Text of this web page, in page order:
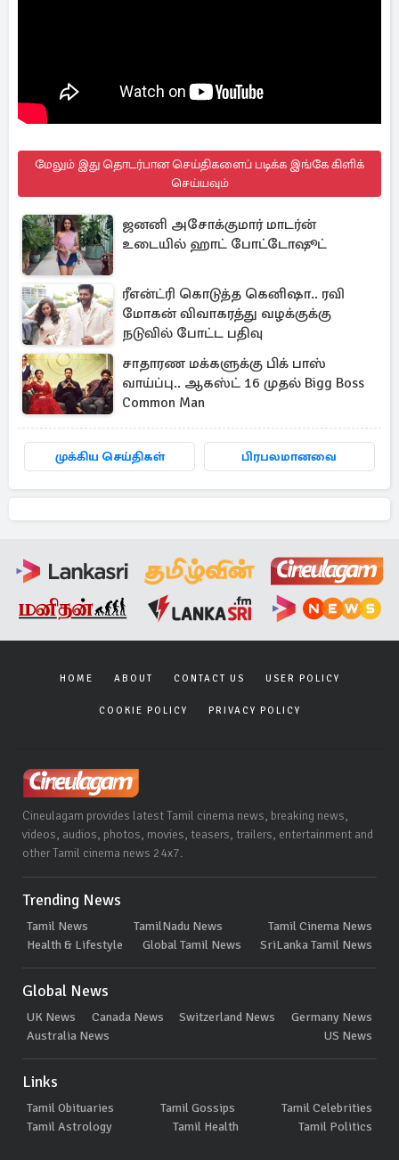
மேலும் இது தொடர்பான செய்திகளைப் படிக்க இங்கே கிளிக்
செய்யவும்
ஜனனி அசோக்குமார் மாடர்ன்
உடையில் ஹாட் போட்டோஷூட்
ரீஎன்ட்ரி கொடுத்த கெனிஷா.. ரவி
மோகன் விவாகரத்து வழக்குக்கு
நடுவில் போட்ட பதிவு
சாதாரண மக்களுக்கு பிக் பாஸ்
வாய்ப்பு.. ஆகஸ்ட் 16 முதல் Bigg Boss
Common Man
முக்கிய செய்திகள் பிரபலமானவை
HOME ABOUT CONTACT US USER POLICY
COOKIE POLICY PRIVACY POLICY
Cineulagam provides latest Tamil cinema news, breaking news,
videos, audios, photos, movies, teasers, trailers, entertainment and
other Tamil cinema news 24x7.
Trending News
Tamil News TamilNadu News
Tamil Cinema News
Health & Lifestyle
Global Tamil News SriLanka Tamil News
Global News
UK News Canada News Switzerland News
Germany News
Australia News
US News
Links
Tamil Obituaries Tamil Gossips
Tamil Celebrities
Tamil Astrology
Tamil Health Tamil Politics